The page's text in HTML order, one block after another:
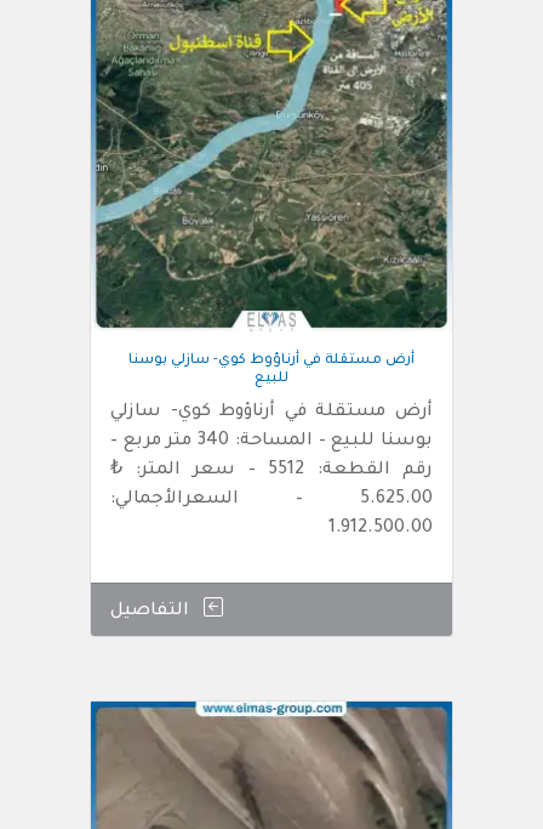
أرض مستقلة في أرناؤوط كوي- سازلي بوسنا
للبيع
أرض مستقلة في أرناؤوط كوي- سازلي
بوسنا للبيع – المساحة: 340 متر مربع –
رقم القطعة: 5512 – سعر المتر: ₺
5.625.00 – السعرالأجمالي:
1.912.500.00
التفاصيل